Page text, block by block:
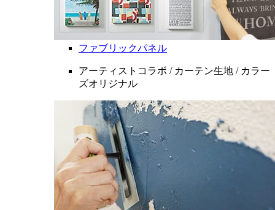
ファブリックパネル
アーティストコラボ / カーテン生地 / カラー
ズオリジナル